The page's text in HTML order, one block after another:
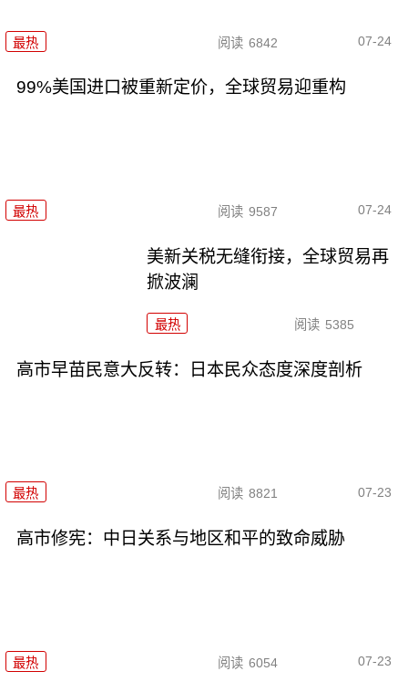
最热 阅读 6842 07-24
99%美国进口被重新定价，全球贸易迎重构
最热 阅读 9587 07-24
美新关税无缝衔接，全球贸易再
掀波澜
最热 阅读 5385
高市早苗民意大反转：日本民众态度深度剖析
最热 阅读 8821 07-23
高市修宪：中日关系与地区和平的致命威胁
最热 阅读 6054 07-23